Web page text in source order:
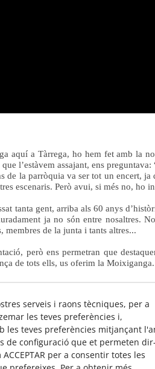
aquí a Tàrrega, ho hem fet amb la
que l’estàvem assajant, ens
la parròquia va ser tot un encert,
escenaris. Però avui, si més no, ho
tanta gent, arriba als 60 anys
ja no són entre nosaltres.
membres de la junta i tants altres...
però ens permetran que
de tots ells, us oferim la Moixiganga.
serveis i raons tècniques, per a
les teves preferències i,
les teves preferències mitjançant
de configuració que et permeten
per a consentir totes les